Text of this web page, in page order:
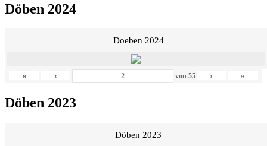
Döben 2024
Doeben 2024
« ‹ von 55 › »
Döben 2023
Döben 2023